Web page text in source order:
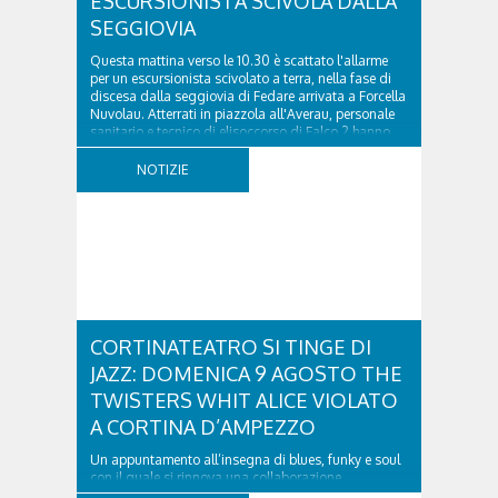
SEGGIOVIA
Questa mattina verso le 10.30 è scattato l'allarme
per un escursionista scivolato a terra, nella fase di
discesa dalla seggiovia di Fedare arrivata a Forcella
Nuvolau. Atterrati in piazzola all'Averau, personale
sanitario e tecnico di elisoccorso di Falco 2 hanno
raggiunto il 74enne di Teolo...
NOTIZIE
CORTINATEATRO SI TINGE DI
JAZZ: DOMENICA 9 AGOSTO THE
TWISTERS WHIT ALICE VIOLATO
A CORTINA D’AMPEZZO
Un appuntamento all’insegna di blues, funky e soul
con il quale si rinnova una collaborazione